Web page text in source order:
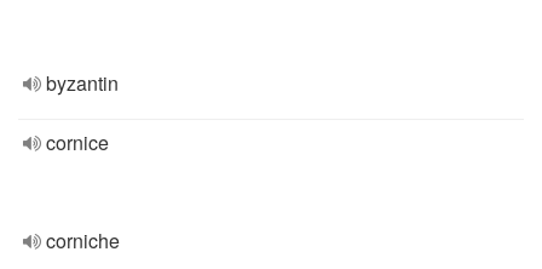
byzantin
cornice
corniche